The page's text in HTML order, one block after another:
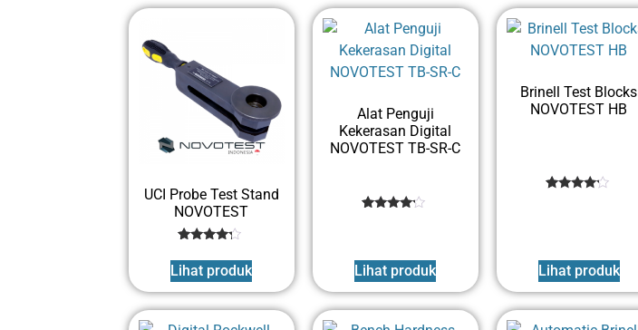
UCI Probe Test Stand
NOVOTEST
4
out of 5
on
customer
rating
Lihat produk
Alat Penguji
Kekerasan Digital
NOVOTEST TB-SR-C
on
customer
rating
Lihat produk
Brinell Test Blocks
NOVOTEST HB
customer
rating
Lihat produk